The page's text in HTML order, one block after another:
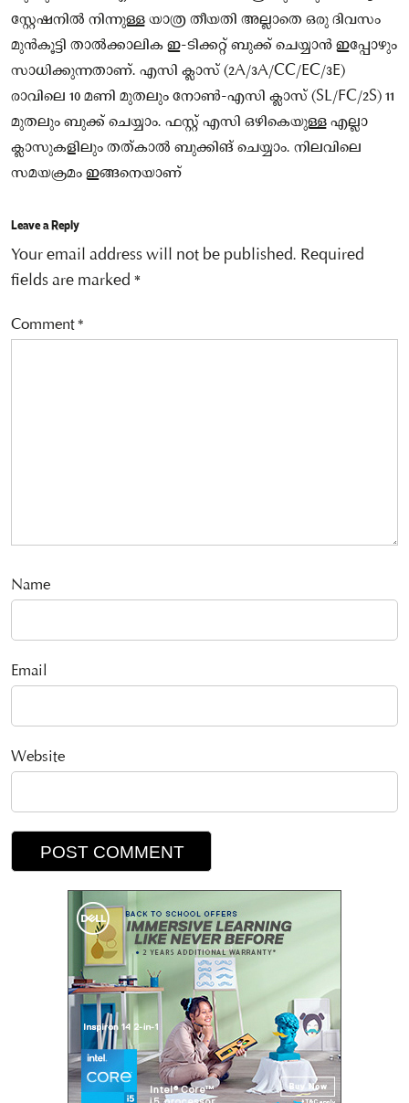
സ്റ്റേഷനിൽ നിന്നുള്ള യാത്ര തീയതി അല്ലാതെ ഒരു ദിവസം
മുൻകൂട്ടി താൽക്കാലിക ഇ-ടിക്കറ്റ് ബുക്ക് ചെയ്യാൻ ഇപ്പോഴും
സാധിക്കുന്നതാണ്. എസി ക്ലാസ് (2A/3A/CC/EC/3E)
രാവിലെ 10 മണി മുതലും നോൺ-എസി ക്ലാസ് (SL/FC/2S) 11
മുതലും ബുക്ക് ചെയ്യാം. ഫസ്റ്റ് എസി ഒഴികെയുള്ള എല്ലാ
ക്ലാസുകളിലും തത്കാൽ ബുക്കിങ്‌ ചെയ്യാം. നിലവിലെ
സമയക്രമം ഇങ്ങനെയാണ്
Leave a Reply
Your email address will not be published. Required
fields are marked *
Comment*
Name
Email
Website